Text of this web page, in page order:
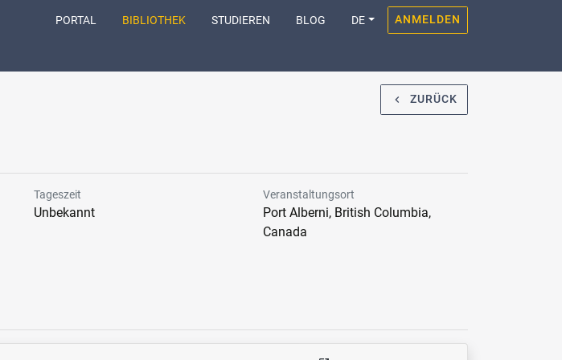
PORTAL (CURRENT)
BIBLIOTHEK STUDIEREN BLOG DE ANMELDEN
navigate_before ZURÜCK
Tageszeit
Unbekannt
Veranstaltungsort
Port Alberni, British Columbia,
Canada